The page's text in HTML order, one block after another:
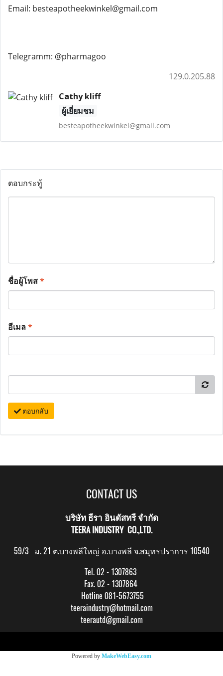
Email: besteapotheekwinkel@gmail.com
Telegramm: @pharmagoo
129.0.205.88
Cathy kliff
ผู้เยี่ยมชม
besteapotheekwinkel@gmail.com
ตอบกระทู้
ชื่อผู้โพส*
อีเมล*
ตอบกลับ
CONTACT US
บริษัท ธีรา อินดัสทรี จำกัด
TEERA INDUSTRY CO.,LTD.
59/3 ม. 21 ต.บางพลีใหญ่ อ.บางพลี จ.สมุทรปราการ 10540
Tel. 02 - 1307863
Fax. 02 - 1307864
Hotline 081-5673755
teeraindustry@hotmail.com
teerautd@gmail.com
Powered by MakeWebEasy.com